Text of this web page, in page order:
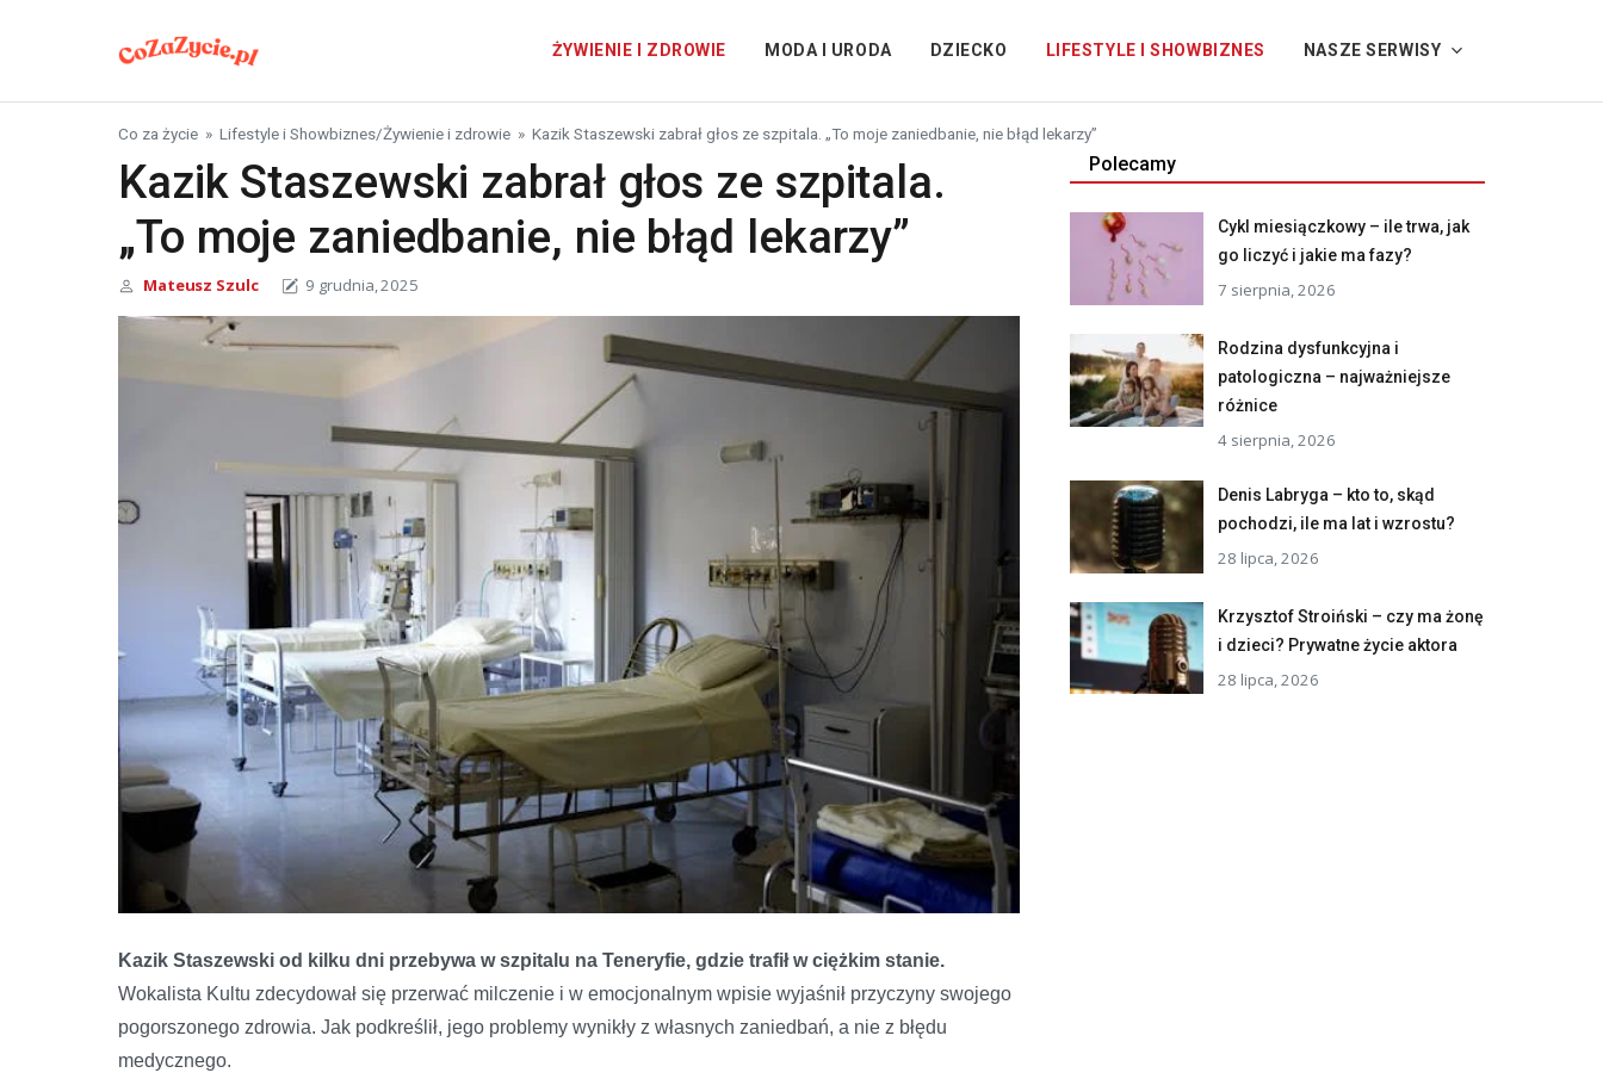
ŻYWIENIE I ZDROWIE MODA I URODA DZIECKO LIFESTYLE I SHOWBIZNES NASZE SERWISY
Co za życie » Lifestyle i Showbiznes/Żywienie i zdrowie » Kazik Staszewski zabrał głos ze szpitala. „To moje zaniedbanie, nie błąd lekarzy”
Kazik Staszewski zabrał głos ze szpitala.
„To moje zaniedbanie, nie błąd lekarzy”
Mateusz Szulc 9 grudnia, 2025
Kazik Staszewski od kilku dni przebywa w szpitalu na Teneryfie, gdzie trafił w ciężkim stanie.
Wokalista Kultu zdecydował się przerwać milczenie i w emocjonalnym wpisie wyjaśnił przyczyny swojego
pogorszonego zdrowia. Jak podkreślił, jego problemy wynikły z własnych zaniedbań, a nie z błędu
medycznego.
Polecamy
Cykl miesiączkowy – ile trwa, jak
go liczyć i jakie ma fazy?
7 sierpnia, 2026
Rodzina dysfunkcyjna i
patologiczna – najważniejsze
różnice
4 sierpnia, 2026
Denis Labryga – kto to, skąd
pochodzi, ile ma lat i wzrostu?
28 lipca, 2026
Krzysztof Stroiński – czy ma żonę
i dzieci? Prywatne życie aktora
28 lipca, 2026